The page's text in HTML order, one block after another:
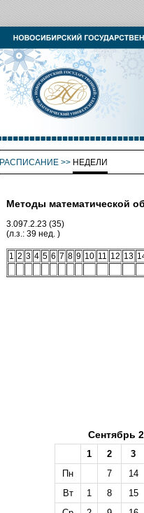
РАСПИСАНИЕ>> НЕДЕЛИ
Методы математической
3.097.2.23 (35)
(л.з.: 39 нед. )
1 2 3 4 5 6 7 8 9 10 11 12 13
Сентябрь
1 2 3
Пн
7 14
Вт
1 8 15